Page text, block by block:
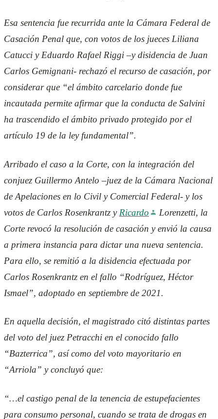
Esa sentencia fue recurrida ante la Cámara Federal de
Casación Penal que, con votos de los jueces Liliana
Catucci y Eduardo Rafael Riggi –y disidencia de Juan
Carlos Gemignani- rechazó el recurso de casación, por
considerar que “el ámbito carcelario donde fue
incautada permite afirmar que la conducta de Salvini
ha trascendido el ámbito privado protegido por el
artículo 19 de la ley fundamental”.
Arribado el caso a la Corte, con la integración del
conjuez Guillermo Antelo –juez de la Cámara Nacional
de Apelaciones en lo Civil y Comercial Federal- y los
votos de Carlos Rosenkrantz y Ricardo
Lorenzetti, la
Corte revocó la resolución de casación y envió la causa
a primera instancia para dictar una nueva sentencia.
Para ello, se remitió a la disidencia efectuada por
Carlos Rosenkrantz en el fallo “Rodríguez, Héctor
Ismael”, adoptado en septiembre de 2021.
En aquella decisión, el magistrado citó distintas partes
del voto del juez Petracchi en el conocido fallo
“Bazterrica”, así como del voto mayoritario en
“Arriola” y concluyó que:
“…el castigo penal de la tenencia de estupefacientes
para consumo personal, cuando se trata de drogas en